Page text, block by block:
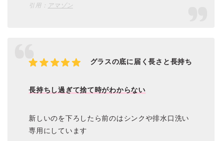
引用： アマゾン
グラスの底に届く長さと長持ち
長持ちし過ぎて捨て時がわからない
新しいのを下ろしたら前のはシンクや排水口洗い
専用にしています